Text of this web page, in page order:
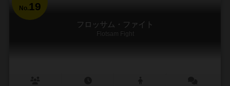
No.19
フロッサム・ファイト
Flotsam Fight